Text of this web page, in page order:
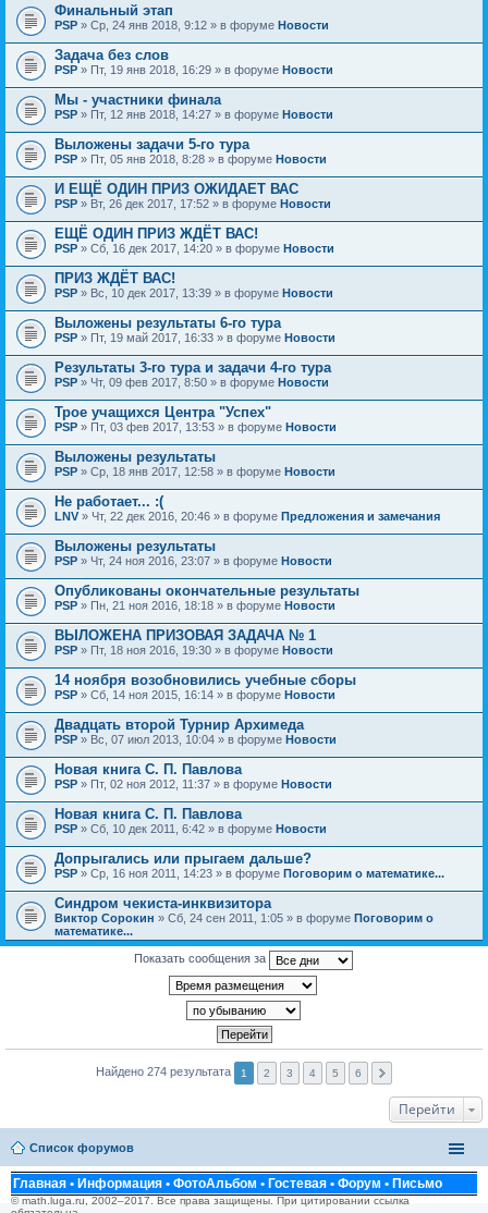
Финальный этап
PSP » Ср, 24 янв 2018, 9:12 » в форуме Новости
Задача без слов
PSP » Пт, 19 янв 2018, 16:29 » в форуме Новости
Мы - участники финала
PSP » Пт, 12 янв 2018, 14:27 » в форуме Новости
Выложены задачи 5-го тура
PSP » Пт, 05 янв 2018, 8:28 » в форуме Новости
И ЕЩЁ ОДИН ПРИЗ ОЖИДАЕТ ВАС
PSP » Вт, 26 дек 2017, 17:52 » в форуме Новости
ЕЩЁ ОДИН ПРИЗ ЖДЁТ ВАС!
PSP » Сб, 16 дек 2017, 14:20 » в форуме Новости
ПРИЗ ЖДЁТ ВАС!
PSP » Вс, 10 дек 2017, 13:39 » в форуме Новости
Выложены результаты 6-го тура
PSP » Пт, 19 май 2017, 16:33 » в форуме Новости
Результаты 3-го тура и задачи 4-го тура
PSP » Чт, 09 фев 2017, 8:50 » в форуме Новости
Трое учащихся Центра "Успех"
PSP » Пт, 03 фев 2017, 13:53 » в форуме Новости
Выложены результаты
PSP » Ср, 18 янв 2017, 12:58 » в форуме Новости
Не работает... :(
LNV » Чт, 22 дек 2016, 20:46 » в форуме Предложения и замечания
Выложены результаты
PSP » Чт, 24 ноя 2016, 23:07 » в форуме Новости
Опубликованы окончательные результаты
PSP » Пн, 21 ноя 2016, 18:18 » в форуме Новости
ВЫЛОЖЕНА ПРИЗОВАЯ ЗАДАЧА № 1
PSP » Пт, 18 ноя 2016, 19:30 » в форуме Новости
14 ноября возобновились учебные сборы
PSP » Сб, 14 ноя 2015, 16:14 » в форуме Новости
Двадцать второй Турнир Архимеда
PSP » Вс, 07 июл 2013, 10:04 » в форуме Новости
Новая книга С. П. Павлова
PSP » Пт, 02 ноя 2012, 11:37 » в форуме Новости
Новая книга С. П. Павлова
PSP » Сб, 10 дек 2011, 6:42 » в форуме Новости
Допрыгались или прыгаем дальше?
PSP » Ср, 16 ноя 2011, 14:23 » в форуме Поговорим о математике...
Синдром чекиста-инквизитора
Виктор Сорокин » Сб, 24 сен 2011, 1:05 » в форуме Поговорим о
математике...
Показать сообщения за
Найдено 274 результата 1 2 3 4 5 6
Перейти
Список форумов
Главная • Информация • ФотоАльбом • Гостевая • Форум • Письмо
© math.luga.ru, 2002–2017. Все права защищены. При цитировании ссылка